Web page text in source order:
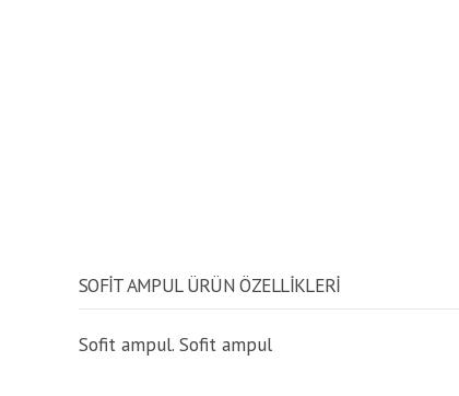
SOFIT AMPUL ÜRÜN ÖZELLİKLERİ
Sofit ampul. Sofit ampul